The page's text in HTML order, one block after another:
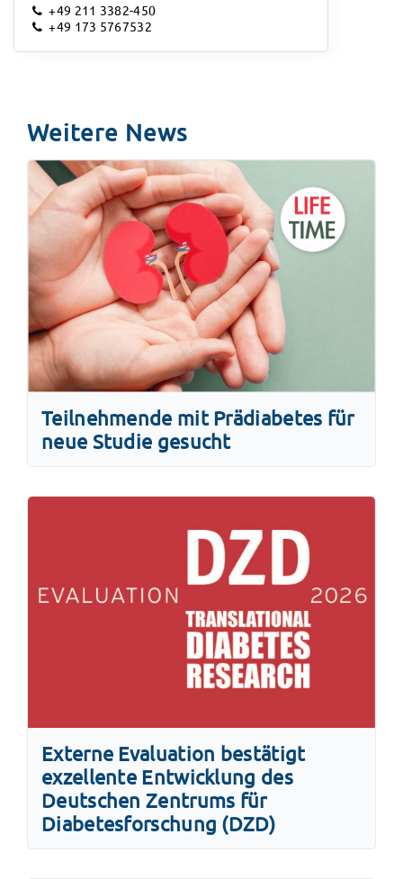
+49 211 3382-450
+49 173 5767532
Weitere News
Teilnehmende mit Prädiabetes für
neue Studie gesucht
Externe Evaluation bestätigt
exzellente Entwicklung des
Deutschen Zentrums für
Diabetesforschung (DZD)